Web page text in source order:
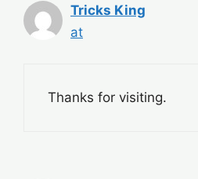
Tricks King
at
Thanks for visiting.